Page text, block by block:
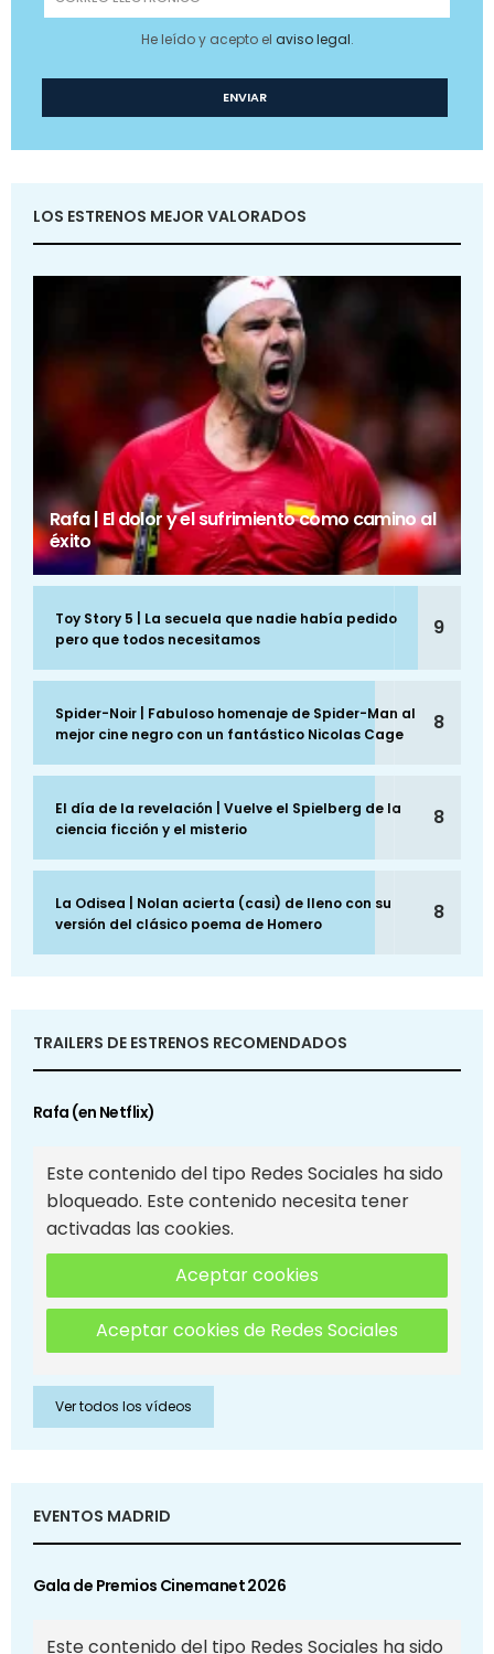
He leído y acepto el aviso legal.
LOS ESTRENOS MEJOR VALORADOS
Rafa | El dolor y el sufrimiento como camino al
éxito
Toy Story 5 | La secuela que nadie había pedido
pero que todos necesitamos
9
Spider-Noir | Fabuloso homenaje de Spider-Man al
mejor cine negro con un fantástico Nicolas Cage
8
El día de la revelación | Vuelve el Spielberg de la
ciencia ficción y el misterio
8
La Odisea | Nolan acierta (casi) de lleno con su
versión del clásico poema de Homero
8
TRAILERS DE ESTRENOS RECOMENDADOS
Rafa (en Netflix)
Este contenido del tipo Redes Sociales ha sido
bloqueado. Este contenido necesita tener
activadas las cookies.
Aceptar cookies
Aceptar cookies de Redes Sociales
Ver todos los vídeos
EVENTOS MADRID
Gala de Premios Cinemanet 2026
Este contenido del tipo Redes Sociales ha sido